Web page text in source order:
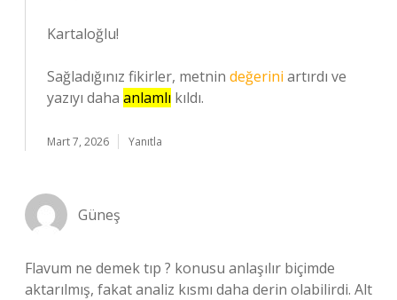
Kartaloğlu!
Sağladığınız fikirler, metnin değerini artırdı ve
yazıyı daha anlamlı kıldı.
Mart 7, 2026 Yanıtla
Güneş
Flavum ne demek tıp ? konusu anlaşılır biçimde
aktarılmış, fakat analiz kısmı daha derin olabilirdi. Alt